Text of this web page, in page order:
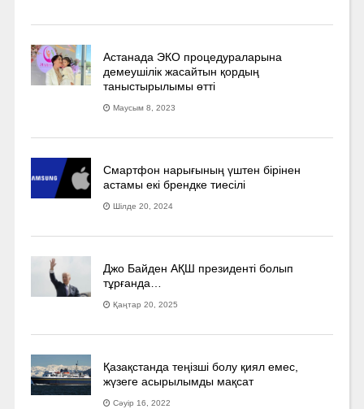
Астанада ЭКО процедураларына
демеушілік жасайтын қордың
таныстырылымы өтті
Маусым 8, 2023
Смартфон нарығының үштен бірінен
астамы екі брендке тиесілі
Шілде 20, 2024
Джо Байден АҚШ президенті болып
тұрғанда…
Қаңтар 20, 2025
Қазақстанда теңізші болу қиял емес,
жүзеге асырылымды мақсат
Сәуір 16, 2022